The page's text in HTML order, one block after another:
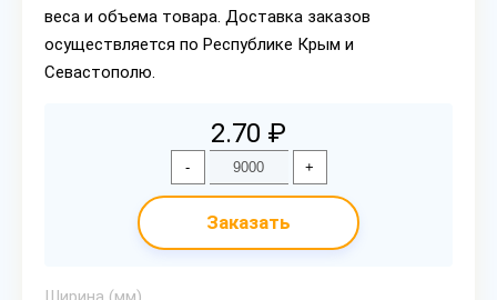
веса и объема товара. Доставка заказов
осуществляется по Республике Крым и
Севастополю.
2.70 ₽
- +
Заказать